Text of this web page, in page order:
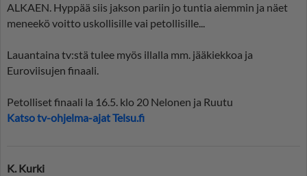
ALKAEN. Hyppää siis jakson pariin jo tuntia aiemmin ja näet
meneekö voitto uskollisille vai petollisille...
Lauantaina tv:stä tulee myös illalla mm. jääkiekkoa ja
Euroviisujen finaali.
Petolliset finaali la 16.5. klo 20 Nelonen ja Ruutu
Katso tv-ohjelma-ajat Telsu.fi
K. Kurki